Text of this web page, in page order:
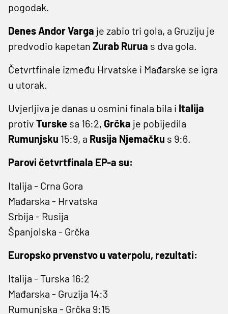
pogodak.
Denes Andor Varga je zabio tri gola, a Gruziju je
predvodio kapetan Zurab Rurua s dva gola.
Četvrtfinale između Hrvatske i Mađarske se igra
u utorak.
Uvjerljiva je danas u osmini finala bila i Italija
protiv Turske sa 16:2, Grčka je pobijedila
Rumunjsku 15:9, a Rusija Njemačku s 9:6.
Parovi četvrtfinala EP-a su:
Italija - Crna Gora
Mađarska - Hrvatska
Srbija - Rusija
Španjolska - Grčka
Europsko prvenstvo u vaterpolu, rezultati:
Italija - Turska 16:2
Mađarska - Gruzija 14:3
Rumunjska - Grčka 9:15